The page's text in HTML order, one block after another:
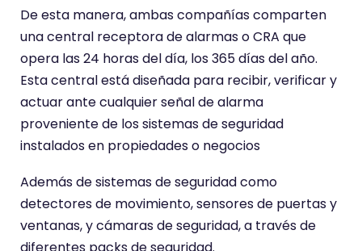
De esta manera, ambas compañías comparten
una central receptora de alarmas o CRA que
opera las 24 horas del día, los 365 días del año.
Esta central está diseñada para recibir, verificar y
actuar ante cualquier señal de alarma
proveniente de los sistemas de seguridad
instalados en propiedades o negocios
Además de sistemas de seguridad como
detectores de movimiento, sensores de puertas y
ventanas, y cámaras de seguridad, a través de